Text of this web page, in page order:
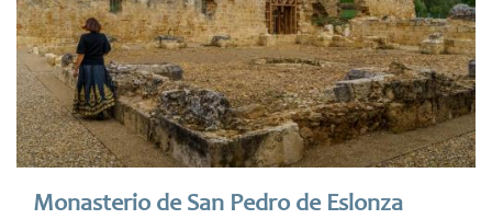
Monasterio de San Pedro de Eslonza